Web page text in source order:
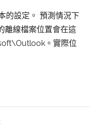
的設定。 預測情況下
離線檔案位置會在這
。實際位